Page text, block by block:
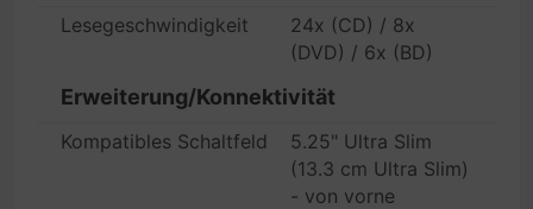
Lesegeschwindigkeit
24x (CD) / 8x
(DVD) / 6x (BD)
Erweiterung/Konnektivität
Kompatibles Schaltfeld
5.25" Ultra Slim
(13.3 cm Ultra Slim)
- von vorne